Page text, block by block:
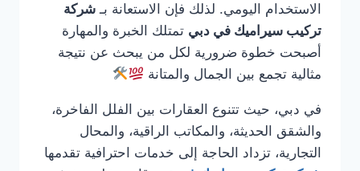
الاستخدام اليومي. لذلك فإن الاستعانة بـ شركة
تركيب سيراميك في دبي تمتلك الخبرة والمهارة
أصبحت خطوة ضرورية لكل من يبحث عن نتيجة
مثالية تجمع بين الجمال والمتانة
في دبي، حيث تتنوع العقارات بين الفلل الفاخرة،
والشقق الحديثة، والمكاتب الراقية، والمحال
التجارية، تزداد الحاجة إلى خدمات احترافية تقدمها